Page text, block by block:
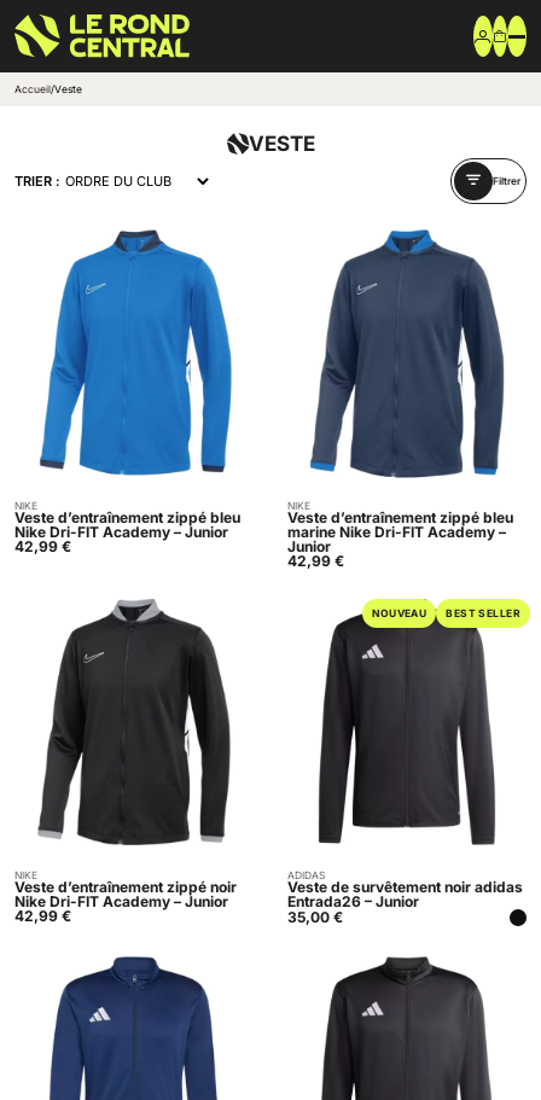
Bas de survêtement
Shorts & Chaussettes
Vêtements techniques
Equipements
Sac & Bagagerie
Ballons
Accessoires entrainement
Marques
Nike
Adidas
Uhlsport
Arena
Créer une boutique club
Blog
Accueil/Veste
VESTE
TRIER : Filtrer
Acheter
NIKE
Veste d’entraînement zippé bleu
Nike Dri-FIT Academy – Junior
42,99 €
Acheter
NIKE
Veste d’entraînement zippé bleu
marine Nike Dri-FIT Academy –
Junior
42,99 €
Acheter
NIKE
Veste d’entraînement zippé noir
Nike Dri-FIT Academy – Junior
42,99 €
NOUVEAU BEST SELLER
Acheter
ADIDAS
Veste de survêtement noir adidas
Entrada26 – Junior
35,00 €